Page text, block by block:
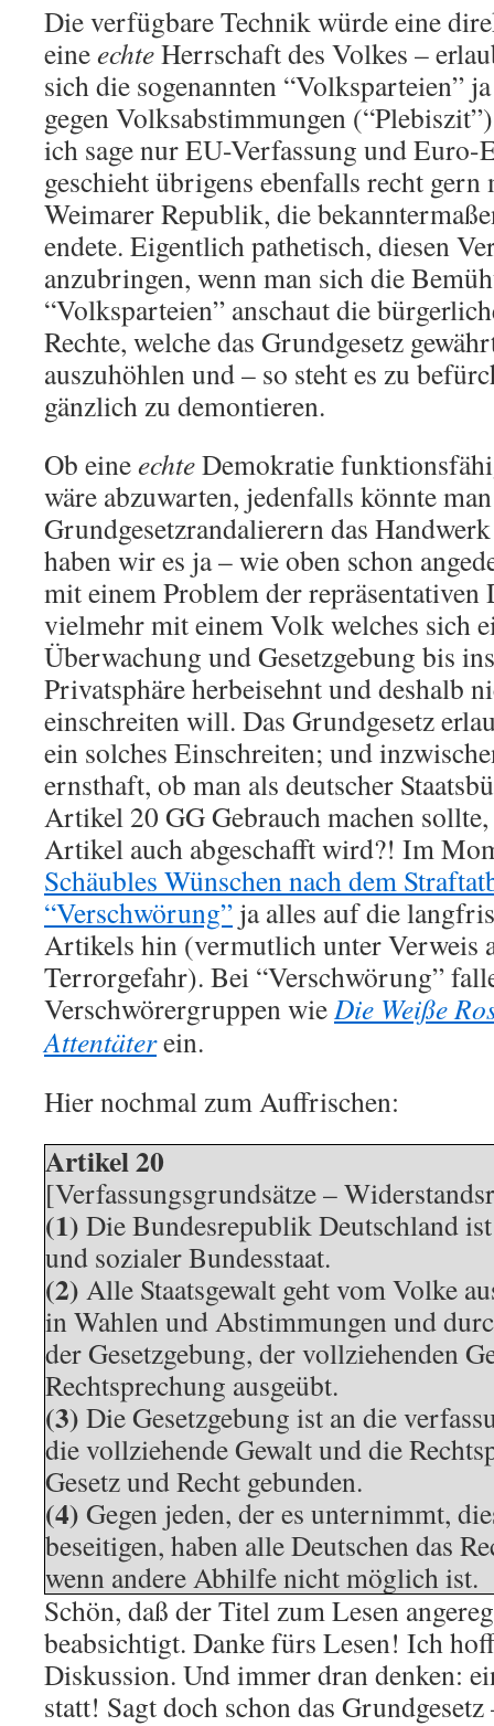
Die verfügbare Technik würde eine
eineechteHerrschaft des Volkes –
sich die sogenannten “Volksparteien”
gegen Volksabstimmungen
ich sage nur EU-Verfassung und
geschieht übrigens ebenfalls recht
Weimarer Republik, die
endete. Eigentlich pathetisch, diesen
anzubringen, wenn man sich die
“Volksparteien” anschaut die
Rechte, welche das Grundgesetz
auszuhöhlen und – so steht es zu
gänzlich zu demontieren.
Ob eineechteDemokratie
wäre abzuwarten, jedenfalls könnte
Grundgesetzrandalierern das
haben wir es ja – wie oben schon
mit einem Problem der repräsentativen
vielmehr mit einem Volk welches sich
Überwachung und Gesetzgebung bis
Privatsphäre herbeisehnt und deshalb
einschreiten will. Das Grundgesetz
ein solches Einschreiten; und
ernsthaft, ob man als deutscher
Artikel 20 GG Gebrauch machen
Artikel auch abgeschafft wird?! Im
Schäubles Wünschen nach dem
“Verschwörung” ja alles auf die
Artikels hin (vermutlich unter Verweis
Terrorgefahr). Bei “Verschwörung”
Verschwörergruppen wieDie Weiße
Attentäterein.
Hier nochmal zum Auffrischen:
Artikel 20
[Verfassungsgrundsätze –
(1) Die Bundesrepublik Deutschland
und sozialer Bundesstaat.
(2) Alle Staatsgewalt geht vom Volke
in Wahlen und Abstimmungen und
der Gesetzgebung, der vollziehenden
Rechtsprechung ausgeübt.
(3) Die Gesetzgebung ist an die
die vollziehende Gewalt und die
Gesetz und Recht gebunden.
(4) Gegen jeden, der es unternimmt,
beseitigen, haben alle Deutschen das
wenn andere Abhilfe nicht möglich ist.
Schön, daß der Titel zum Lesen
beabsichtigt. Danke fürs Lesen! Ich
Diskussion. Und immer dran denken:
statt! Sagt doch schon das